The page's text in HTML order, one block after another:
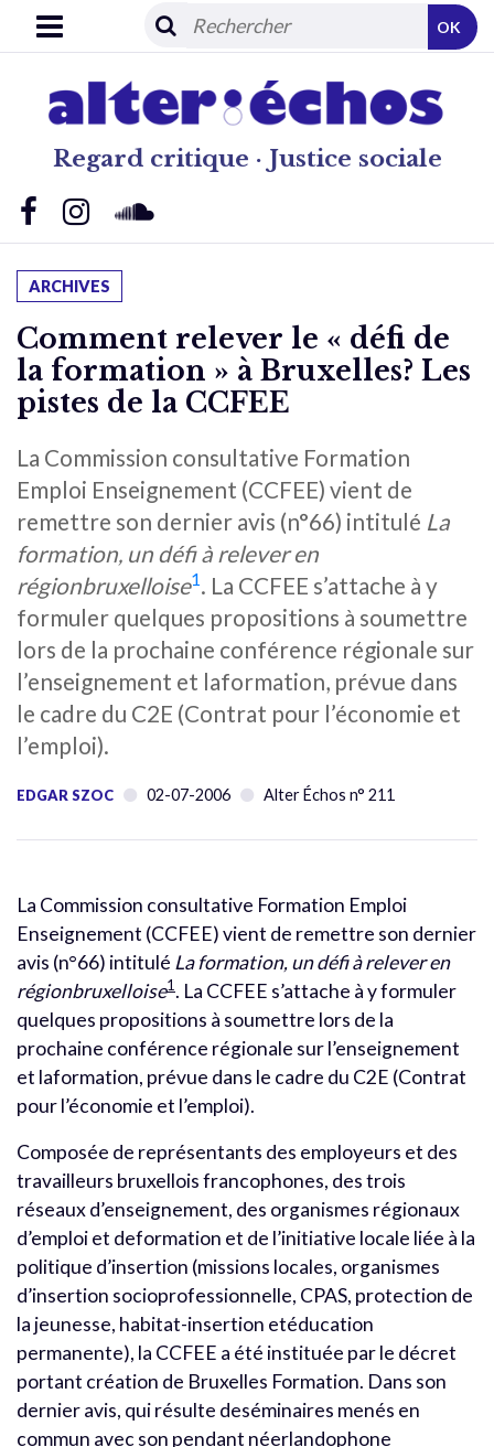
Regard critique · Justice sociale
OK
ARCHIVES
Comment relever le « défi de
la formation » à Bruxelles? Les
pistes de la CCFEE
La Commission consultative Formation
Emploi Enseignement (CCFEE) vient de
remettre son dernier avis (n°66) intitulé La
formation, un défi à relever en
régionbruxelloise1. La CCFEE s’attache à y
formuler quelques propositions à soumettre
lors de la prochaine conférence régionale sur
l’enseignement et laformation, prévue dans
le cadre du C2E (Contrat pour l’économie et
l’emploi).
EDGAR SZOC 02-07-2006 Alter Échos n° 211
La Commission consultative Formation Emploi
Enseignement (CCFEE) vient de remettre son dernier
avis (n°66) intitulé La formation, un défi à relever en
régionbruxelloise1. La CCFEE s’attache à y formuler
quelques propositions à soumettre lors de la
prochaine conférence régionale sur l’enseignement
et laformation, prévue dans le cadre du C2E (Contrat
pour l’économie et l’emploi).
Composée de représentants des employeurs et des
travailleurs bruxellois francophones, des trois
réseaux d’enseignement, des organismes régionaux
d’emploi et deformation et de l’initiative locale liée à la
politique d’insertion (missions locales, organismes
d’insertion socioprofessionnelle, CPAS, protection de
la jeunesse, habitat-insertion etéducation
permanente), la CCFEE a été instituée par le décret
portant création de Bruxelles Formation. Dans son
dernier avis, qui résulte deséminaires menés en
commun avec son pendant néerlandophone